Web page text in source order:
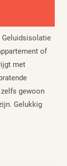
Geluidsisolatie
of
met
gewoon
Gelukkig